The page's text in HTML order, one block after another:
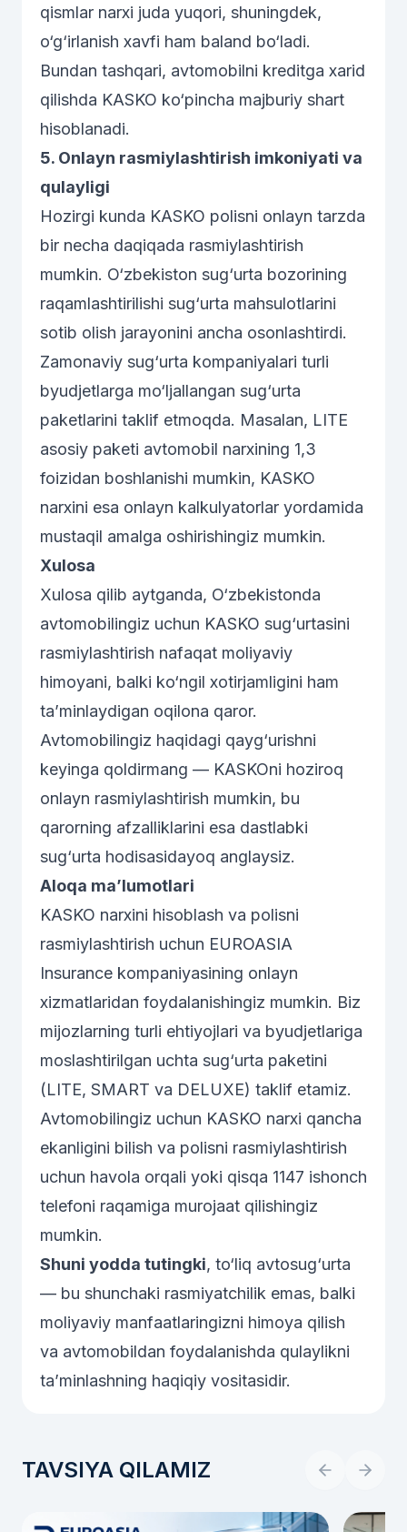
qismlar narxi juda yuqori, shuningdek,
o‘g‘irlanish xavfi ham baland bo‘ladi.
Bundan tashqari, avtomobilni kreditga xarid
qilishda KASKO ko‘pincha majburiy shart
hisoblanadi.
5. Onlayn rasmiylashtirish imkoniyati va
qulayligi
Hozirgi kunda KASKO polisni onlayn tarzda
bir necha daqiqada rasmiylashtirish
mumkin. O‘zbekiston sug‘urta bozorining
raqamlashtirilishi sug‘urta mahsulotlarini
sotib olish jarayonini ancha osonlashtirdi.
Zamonaviy sug‘urta kompaniyalari turli
byudjetlarga mo‘ljallangan sug‘urta
paketlarini taklif etmoqda. Masalan, LITE
asosiy paketi avtomobil narxining 1,3
foizidan boshlanishi mumkin, KASKO
narxini esa onlayn kalkulyatorlar yordamida
mustaqil amalga oshirishingiz mumkin.
Xulosa
Xulosa qilib aytganda, O‘zbekistonda
avtomobilingiz uchun KASKO sug‘urtasini
rasmiylashtirish nafaqat moliyaviy
himoyani, balki ko‘ngil xotirjamligini ham
ta’minlaydigan oqilona qaror.
Avtomobilingiz haqidagi qayg‘urishni
keyinga qoldirmang — KASKOni hoziroq
onlayn rasmiylashtirish mumkin, bu
qarorning afzalliklarini esa dastlabki
sug‘urta hodisasidayoq anglaysiz.
Aloqa ma’lumotlari
KASKO narxini hisoblash va polisni
rasmiylashtirish uchun EUROASIA
Insurance kompaniyasining onlayn
xizmatlaridan foydalanishingiz mumkin. Biz
mijozlarning turli ehtiyojlari va byudjetlariga
moslashtirilgan uchta sug‘urta paketini
(LITE, SMART va DELUXE) taklif etamiz.
Avtomobilingiz uchun KASKO narxi qancha
ekanligini bilish va polisni rasmiylashtirish
uchun havola orqali yoki qisqa 1147 ishonch
telefoni raqamiga murojaat qilishingiz
mumkin.
Shuni yodda tutingki, to‘liq avtosug‘urta
— bu shunchaki rasmiyatchilik emas, balki
moliyaviy manfaatlaringizni himoya qilish
va avtomobildan foydalanishda qulaylikni
ta’minlashning haqiqiy vositasidir.
TAVSIYA QILAMIZ